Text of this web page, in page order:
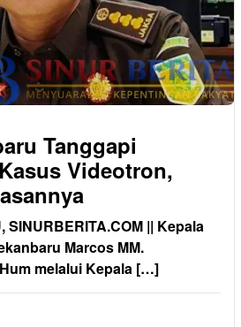
Tanggapi
Videotron,
SINURBERITA.COM || Kepala
Marcos MM.
melalui Kepala […]